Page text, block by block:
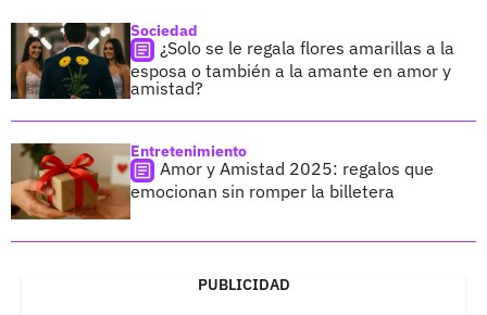
Sociedad
¿Solo se le regala flores amarillas a la
esposa o también a la amante en amor y
amistad?
Entretenimiento
Amor y Amistad 2025: regalos que
emocionan sin romper la billetera
PUBLICIDAD